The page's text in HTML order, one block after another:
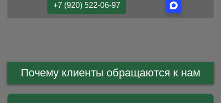
+7 (920) 522-06-97
Почему клиенты обращаются к нам